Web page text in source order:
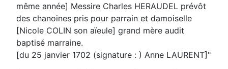
même année] Messire Charles HERAUDEL prévôt
des chanoines pris pour parrain et damoiselle
[Nicole COLIN son aïeule] grand mère audit
baptisé marraine.
[du 25 janvier 1702 (signature : ) Anne LAURENT]"